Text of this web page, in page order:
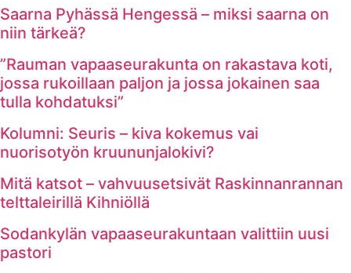
Saarna Pyhässä Hengessä – miksi saarna on
niin tärkeä?
”Rauman vapaaseurakunta on rakastava koti,
jossa rukoillaan paljon ja jossa jokainen saa
tulla kohdatuksi”
Kolumni: Seuris – kiva kokemus vai
nuorisotyön kruununjalokivi?
Mitä katsot – vahvuusetsivät Raskinnanrannan
telttaleirillä Kihniöllä
Sodankylän vapaaseurakuntaan valittiin uusi
pastori